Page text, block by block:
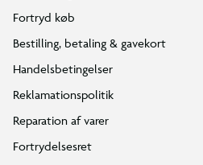
Fortryd køb
Bestilling, betaling & gavekort
Handelsbetingelser
Reklamationspolitik
Reparation af varer
Fortrydelsesret